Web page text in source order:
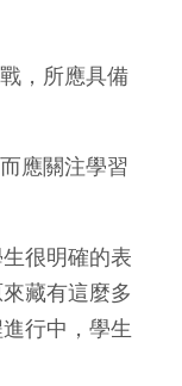
，所應具備
應關注學習
很明確的表
藏有這麼多
行中，學生